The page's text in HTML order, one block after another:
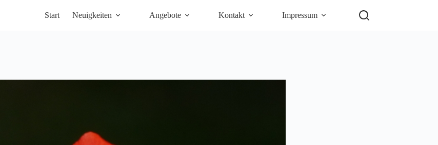
Start Neuigkeiten Angebote Kontakt Impressum